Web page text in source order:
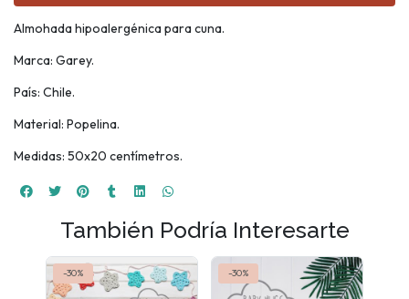
Almohada hipoalergénica para cuna.
Marca: Garey.
País: Chile.
Material: Popelina.
Medidas: 50x20 centímetros.
También Podría Interesarte
-30% -30%